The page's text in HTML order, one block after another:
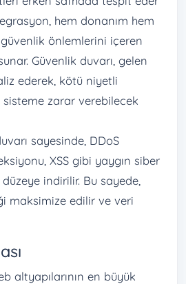
hem donanım hem
güvenlik önlemlerini içeren
Güvenlik duvarı, gelen
ederek, kötü niyetli
zarar verebilecek
sayesinde, DDoS
XSS gibi yaygın siber
indirilir. Bu sayede,
maksimize edilir ve veri
altyapılarının en büyük